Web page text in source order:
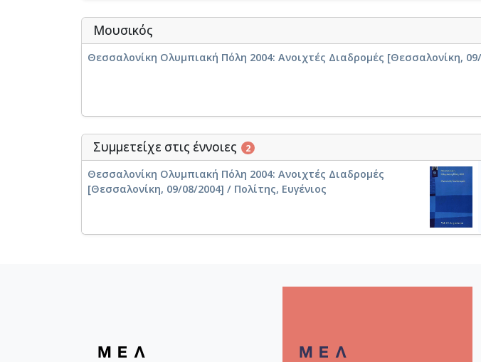
Μουσικός
Θεσσαλονίκη Ολυμπιακή Πόλη 2004: Ανοιχτές Διαδρομ΄ες [Θεσσαλονίκη,
Συμμετείχε στις έννοιες 2
Θεσσαλονίκη Ολυμπιακή Πόλη 2004: Ανοιχτές Διαδρομ΄ες
[Θεσσαλονίκη, 09/08/2004] / Πολίτης, Ευγένιος